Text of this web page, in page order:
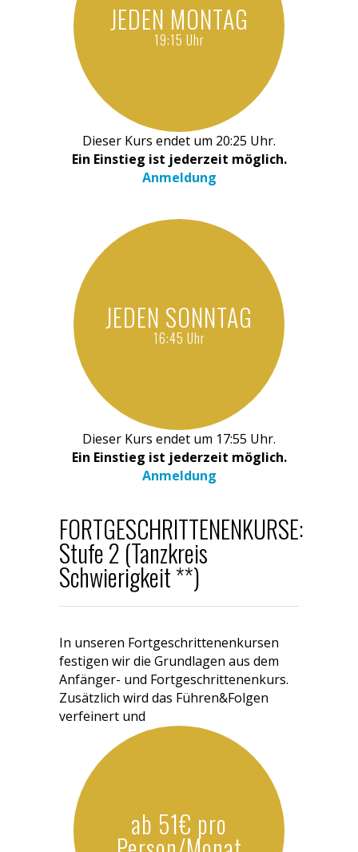
JEDEN MONTAG
19:15 Uhr
Dieser Kurs endet um 20:25 Uhr.
Ein Einstieg ist jederzeit möglich.
Anmeldung
JEDEN SONNTAG
16:45 Uhr
Dieser Kurs endet um 17:55 Uhr.
Ein Einstieg ist jederzeit möglich.
Anmeldung
FORTGESCHRITTENENKURSE:
Stufe 2 (Tanzkreis
Schwierigkeit **)
In unseren Fortgeschrittenenkursen
festigen wir die Grundlagen aus dem
Anfänger- und Fortgeschrittenenkurs.
Zusätzlich wird das Führen&Folgen
verfeinert und
ab 51€ pro